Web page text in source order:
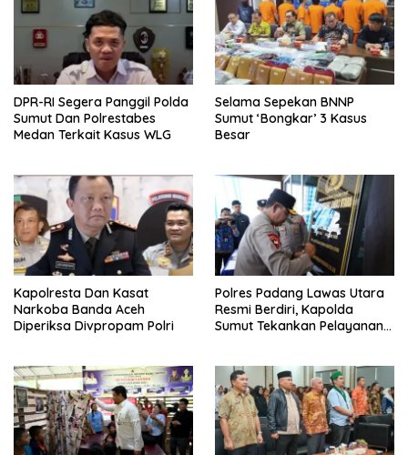
DPR-RI Segera Panggil Polda
Sumut Dan Polrestabes
Medan Terkait Kasus WLG
Selama Sepekan BNNP
Sumut ‘Bongkar’ 3 Kasus
Besar
Kapolresta Dan Kasat
Narkoba Banda Aceh
Diperiksa Divpropam Polri
Polres Padang Lawas Utara
Resmi Berdiri, Kapolda
Sumut Tekankan Pelayanan